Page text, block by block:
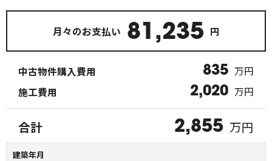
月々のお支払い 81,235 円
中古物件購入費用 835 万円
施工費用
2,020 万円
合計 2,855 万円
建築年月